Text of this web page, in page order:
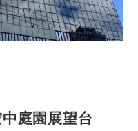
庭園展望台